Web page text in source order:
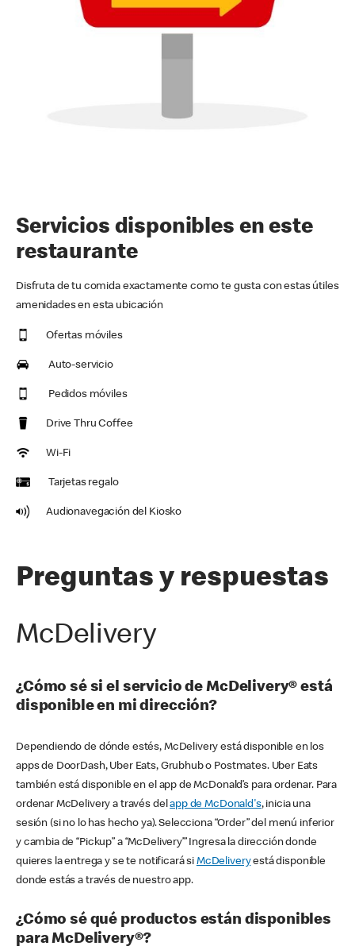
Servicios disponibles en este
restaurante
Disfruta de tu comida exactamente como te gusta con estas útiles
amenidades en esta ubicación
Ofertas móviles
Auto-servicio
Pedidos móviles
Drive Thru Coffee
Wi-Fi
Tarjetas regalo
Audionavegación del Kiosko
Preguntas y respuestas
McDelivery
¿Cómo sé si el servicio de McDelivery® está
disponible en mi dirección?
Dependiendo de dónde estés, McDelivery está disponible en los
apps de DoorDash, Uber Eats, Grubhub o Postmates. Uber Eats
también está disponible en el app de McDonald’s para ordenar. Para
ordenar McDelivery a través delapp de McDonald's, inicia una
sesión (si no lo has hecho ya). Selecciona “Order” del menú inferior
y cambia de “Pickup” a “McDelivery’” Ingresa la dirección donde
quieres la entrega y se te notificará si McDeliveryestá disponible
donde estás a través de nuestro app.
¿Cómo sé qué productos están disponibles
para McDelivery®?